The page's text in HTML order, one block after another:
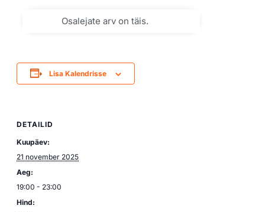
Osalejate arv on täis.
Lisa Kalendrisse
DETAILID
Kuupäev:
21 november 2025
Aeg:
19:00 - 23:00
Hind: